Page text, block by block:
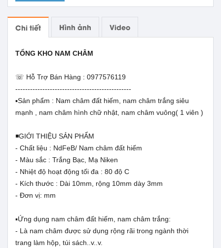
Chi tiết Hình ảnh Video
TỔNG KHO NAM CHÂM
☏ Hỗ Trợ Bán Hàng : 0977576119
-----------------------------------------------
▪️Sản phẩm : Nam châm đất hiếm, nam châm trắng siêu
mạnh , nam châm hình chữ nhật, nam châm vuông( 1 viên )
◾GIỚI THIỆU SẢN PHẨM
- Chất liệu : NdFeB/ Nam châm đất hiếm
- Màu sắc : Trắng Bạc, Mạ Niken
- Nhiệt độ hoạt động tối đa : 80 độ C
- Kích thước : Dài 10mm, rộng 10mm dày 3mm
- Đơn vị: mm
▪️Ứng dụng nam châm đất hiếm, nam châm trắng:
- Là nam châm được sử dụng rộng rãi trong ngành thời
trang làm hộp, túi sách..v..v.